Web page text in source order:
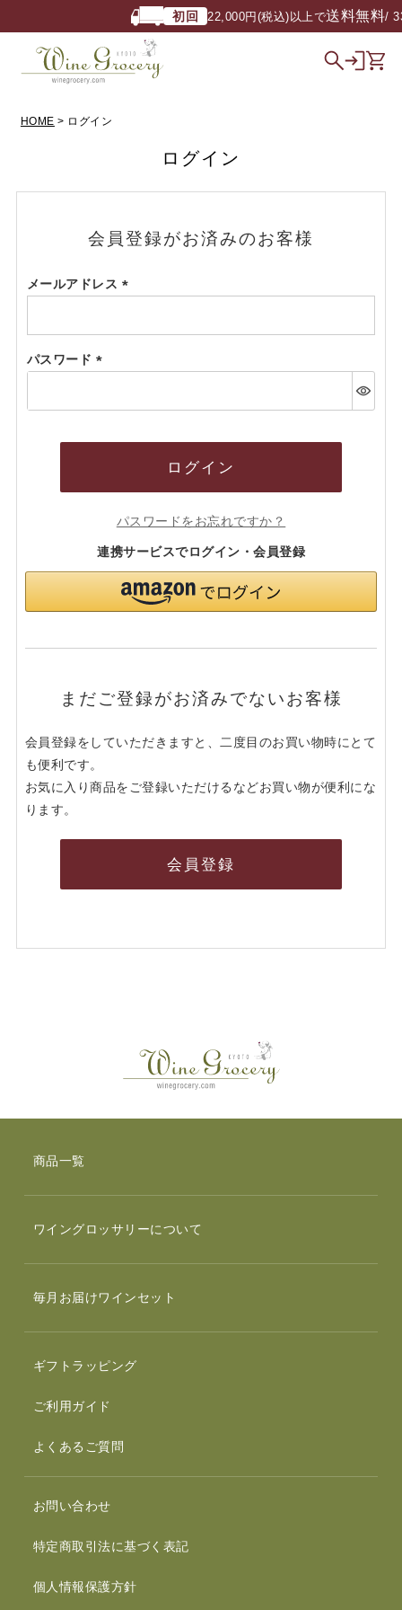
初回 22,000円(税込)以上で送料無料/
HOME ログイン
ログイン
会員登録がお済みのお客様
メールアドレス
須)
パスワード
須)
ログイン
パスワードをお忘れですか？
連携サービスでログイン・会員登録
まだご登録がお済みでないお客様
会員登録をしていただきますと、二度目のお買い物時にとて
も便利です。
お気に入り商品をご登録いただけるなどお買い物が便利にな
ります。
会員登録
商品一覧
ワイングロッサリーについて
毎月お届けワインセット
ギフトラッピング
ご利用ガイド
よくあるご質問
お問い合わせ
特定商取引法に基づく表記
個人情報保護方針